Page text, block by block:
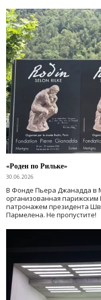
«Роден по Рильке»
30.06.2026
В Фонде Пьера Джанадда в
организованная
патронажем президента
Пармелена. Не пропустите!